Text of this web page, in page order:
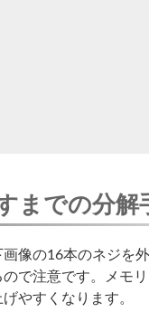
までの分解
像の16本のネジを
で注意です。メモ
やすくなります。